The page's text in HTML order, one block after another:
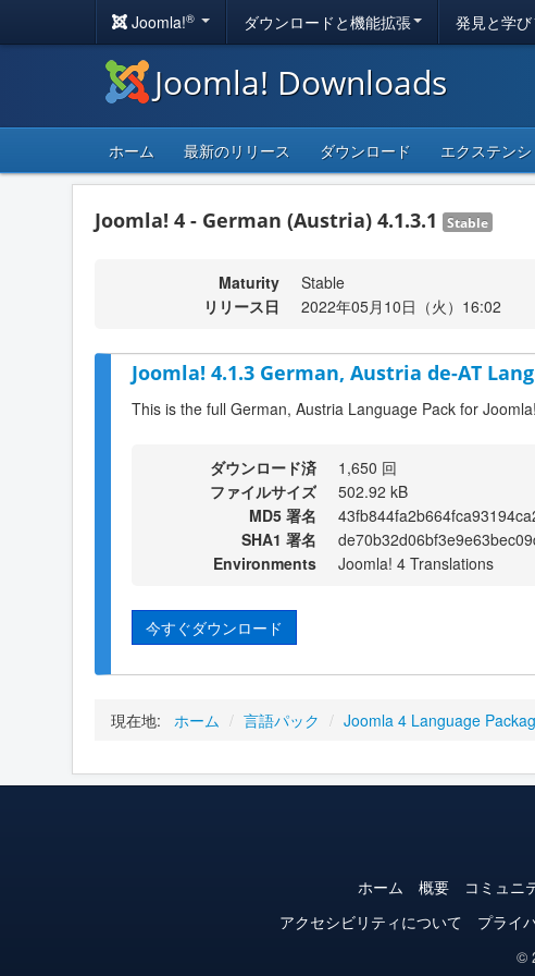
Joomla!® ダウンロードと機能拡張 発見と学び
Joomla! Downloads
ホーム 最新のリリース ダウンロード エクステン
Joomla! 4 - German (Austria) 4.1.3.1 Stable
Maturity
Stable
リリース日
2022年05月10日（火）16:02
Joomla! 4.1.3 German, Austria de-AT
This is the full German, Austria Language Pack for
ダウンロード済
1,650 回
ファイルサイズ
502.92 kB
MD5 署名
SHA1 署名
Environments
Joomla! 4 Translations
今すぐダウンロード
現在地: ホーム / 言語パック / Joomla 4 Language
ホーム 概要 コミュニ
アクセシビリティについて
プライ
©